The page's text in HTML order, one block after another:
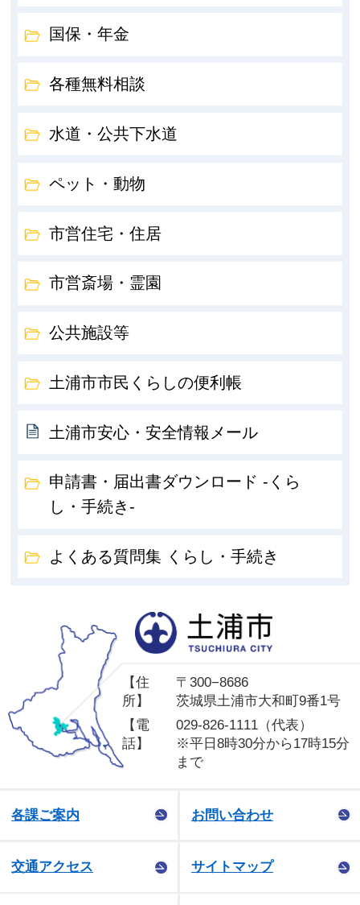
国保・年金
各種無料相談
水道・公共下水道
ペット・動物
市営住宅・住居
市営斎場・霊園
公共施設等
土浦市市民くらしの便利帳
土浦市安心・安全情報メール
申請書・届出書ダウンロード -くら
し・手続き-
よくある質問集 くらし・手続き
【住
所】
〒300−8686
茨城県土浦市大和町9番1号
【電
話】
029-826-1111（代表）
※平日8時30分から17時15分
まで
各課ご案内 お問い合わせ
交通アクセス サイトマップ